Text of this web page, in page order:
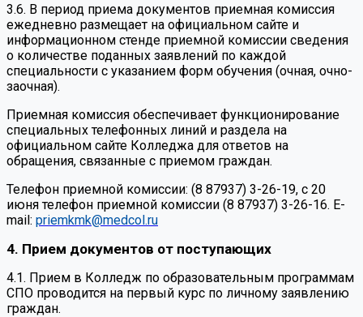
3.6. В период приема документов приемная комиссия
ежедневно размещает на официальном сайте и
информационном стенде приемной комиссии сведения
о количестве поданных заявлений по каждой
специальности с указанием форм обучения (очная, очно-
заочная).
Приемная комиссия обеспечивает функционирование
специальных телефонных линий и раздела на
официальном сайте Колледжа для ответов на
обращения, связанные с приемом граждан.
Телефон приемной комиссии: (8 87937) 3-26-19, с 20
июня телефон приемной комиссии (8 87937) 3-26-16. E-
mail: priemkmk@medcol.ru
4. Прием документов от поступающих
4.1. Прием в Колледж по образовательным программам
СПО проводится на первый курс по личному заявлению
граждан.